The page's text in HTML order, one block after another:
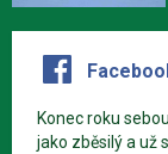
Konec roku
jako zběsilý a už